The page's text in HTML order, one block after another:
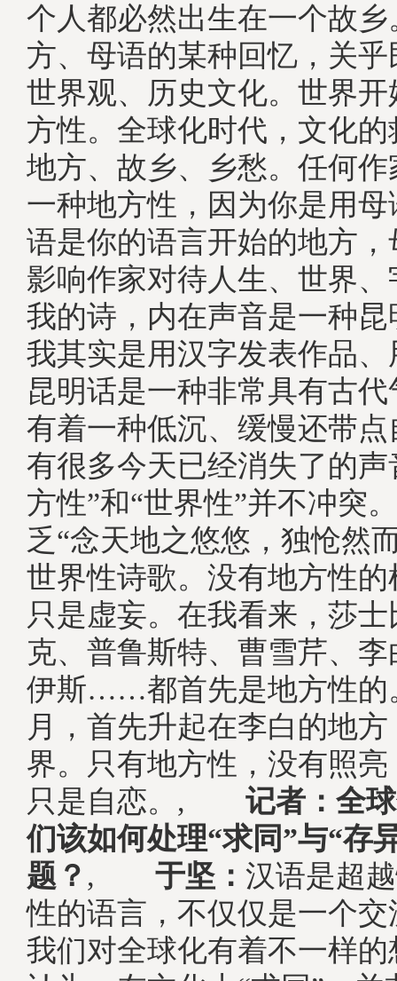
个人都必然出生在一个故
方、母语的某种回忆，关
世界观、历史文化。世界
方性。全球化时代，文化
地方、故乡、乡愁。任何
一种地方性，因为你是用
语是你的语言开始的地方
影响作家对待人生、世界
我的诗，内在声音是一种
我其实是用汉字发表作品
昆明话是一种非常具有古
有着一种低沉、缓慢还带
有很多今天已经消失了
方性”和“世界性”并不冲突
乏“念天地之悠悠，独怆然
世界性诗歌。没有地方性
只是虚妄。在我看来，莎
克、普鲁斯特、曹雪芹、
伊斯……都首先是地方性的
月，首先升起在李白的地
界。只有地方性，没有照
只是自恋。, 记者：全球
们该如何处理“求同”与“存
题？ , 于坚： 汉语是超
性的语言，不仅仅是一个
我们对全球化有着不一